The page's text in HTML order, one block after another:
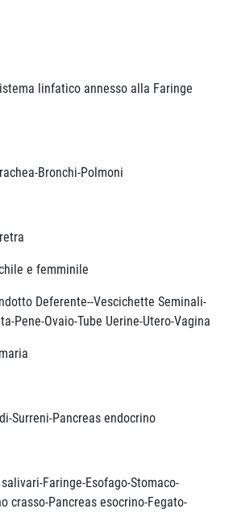
linfatico annesso alla Faringe
Bronchi-Polmoni
e femminile
Deferente--Vescichette Seminali-
Pene-Ovaio-Tube Uerine-Utero-Vagina
Surreni-Pancreas endocrino
Faringe-Esofago-Stomaco-
crasso-Pancreas esocrino-Fegato-